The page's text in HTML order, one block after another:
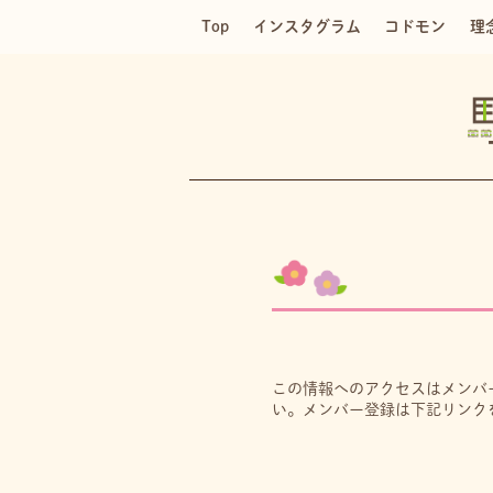
Top インスタグラム コドモン 理
この情報へのアクセスはメン
い。メンバー登録は下記リンク